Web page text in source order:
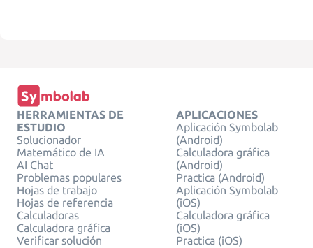
HERRAMIENTAS DE
ESTUDIO
Solucionador
Matemático de IA
AI Chat
Problemas populares
Hojas de trabajo
Hojas de referencia
Calculadoras
Calculadora gráfica
Verificar solución
APLICACIONES
Aplicación Symbolab
(Android)
Calculadora gráfica
(Android)
Practica (Android)
Aplicación Symbolab
(iOS)
Calculadora gráfica
(iOS)
Practica (iOS)